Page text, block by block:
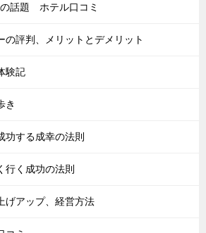
話題 ホテル口コミ
の評判、メリットとデメリット
験記
き
功する成幸の法則
行く成功の法則
げアップ、経営方法